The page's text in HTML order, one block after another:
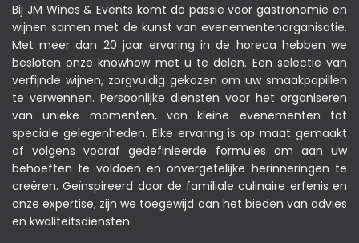
Bij JM Wines & Events komt de passie voor gastronomie en
wijnen samen met de kunst van evenementenorganisatie.
Met meer dan 20 jaar ervaring in de horeca hebben we
besloten onze knowhow met u te delen. Een selectie van
verfijnde wijnen, zorgvuldig gekozen om uw smaakpapillen
te verwennen. Persoonlijke diensten voor het organiseren
van unieke momenten, van kleine evenementen tot
speciale gelegenheden. Elke ervaring is op maat gemaakt
of volgens vooraf gedefinieerde formules om aan uw
behoeften te voldoen en onvergetelijke herinneringen te
creëren. Geïnspireerd door de familiale culinaire erfenis en
onze expertise, zijn we toegewijd aan het bieden van advies
en kwaliteitsdiensten.